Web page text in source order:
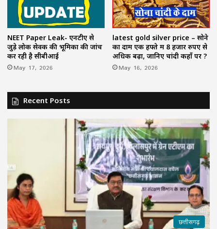
NEET Paper Leak- एनटीए से
जुड़े लोक सेवक की भूमिका की जांच
कर रही है सीबीआई
May 17, 2026
latest gold silver price – सोने
का दाम एक हफ्ते में 8 हजार रुपए से
अधिक बढ़ा, जानिए चांदी कहाँ पर ?
May 16, 2026
Recent Posts
छत्तीसगढ़